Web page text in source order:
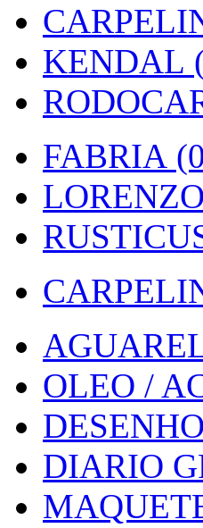
KENDAL
FABRIA
OLEO /
DIARIO